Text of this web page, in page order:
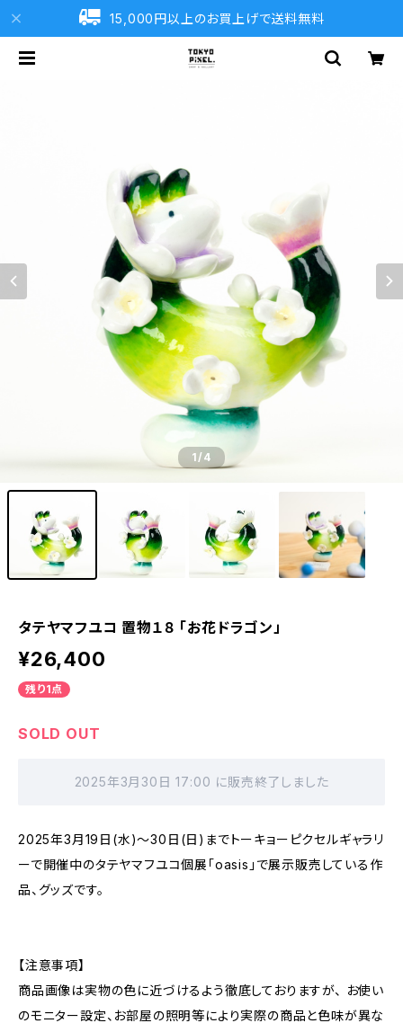
15,000円以上のお買上げで送料無料
1/4
タテヤマフユコ 置物１８ 「お花ドラゴン」
¥26,400
残り1点
SOLD OUT
2025年3月30日 17:00 に販売終了しました
2025年3月19日(水)〜30日(日)までトーキョーピクセルギャラリ
ーで開催中のタテヤマフユコ個展「oasis」で展示販売している作
品、グッズです。
【注意事項】
商品画像は実物の色に近づけるよう徹底しておりますが、 お使い
のモニター設定、お部屋の照明等により実際の商品と色味が異な